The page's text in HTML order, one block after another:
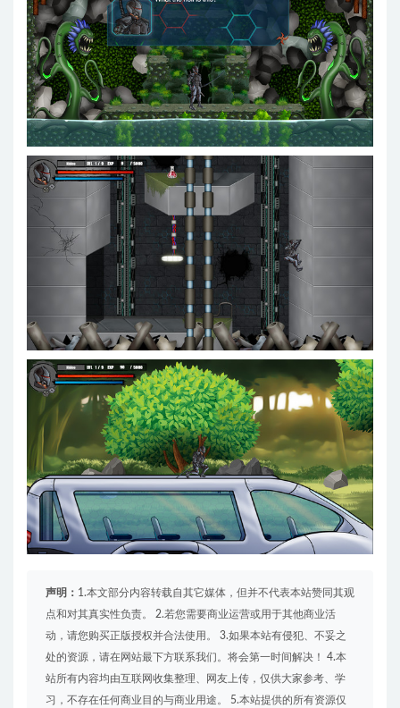
声明： 1.本文部分内容转载自其它媒体，但并不代表本站赞同其观
点和对其真实性负责。 2.若您需要商业运营或用于其他商业活
动，请您购买正版授权并合法使用。 3.如果本站有侵犯、不妥之
处的资源，请在网站最下方联系我们。将会第一时间解决！ 4.本
站所有内容均由互联网收集整理、网友上传，仅供大家参考、学
习，不存在任何商业目的与商业用途。 5.本站提供的所有资源仅